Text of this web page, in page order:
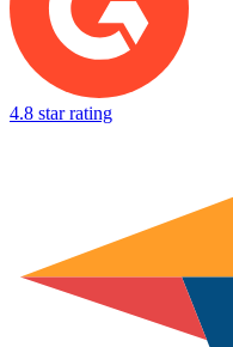
4.8 star rating